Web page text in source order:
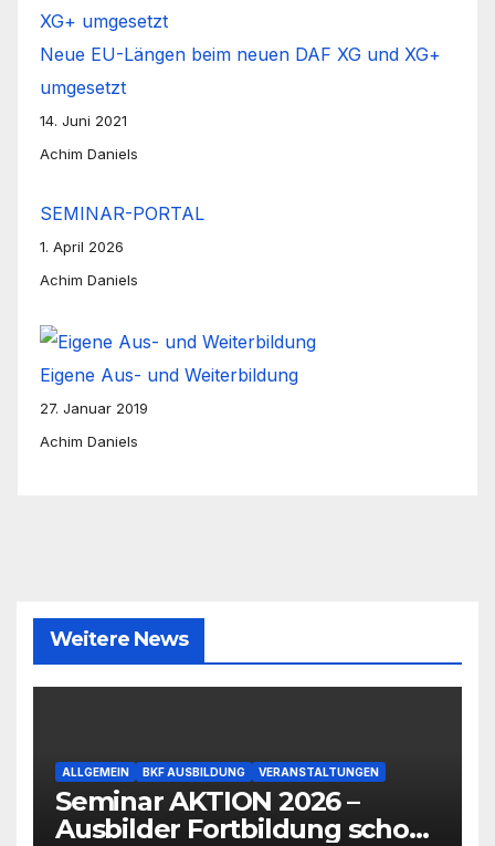
Neue EU-Längen beim neuen DAF XG und XG+
umgesetzt
14. Juni 2021
Achim Daniels
SEMINAR-PORTAL
1. April 2026
Achim Daniels
Eigene Aus- und Weiterbildung
27. Januar 2019
Achim Daniels
Weitere News
ALLGEMEIN BKF AUSBILDUNG VERANSTALTUNGEN
Seminar AKTION 2026 –
Ausbilder Fortbildung schon